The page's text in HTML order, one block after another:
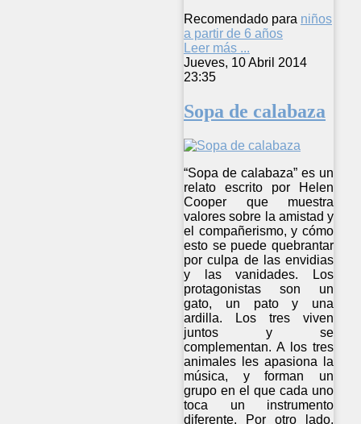
Recomendado para niños
a partir de 6 años
Leer más ...
Jueves, 10 Abril 2014
23:35
Sopa de calabaza
“Sopa de calabaza” es un
relato escrito por Helen
Cooper que muestra
valores sobre la amistad y
el compañerismo, y cómo
esto se puede quebrantar
por culpa de las envidias
y las vanidades. Los
protagonistas son un
gato, un pato y una
ardilla. Los tres viven
juntos y se
complementan. A los tres
animales les apasiona la
música, y forman un
grupo en el que cada uno
toca un instrumento
diferente. Por otro lado,